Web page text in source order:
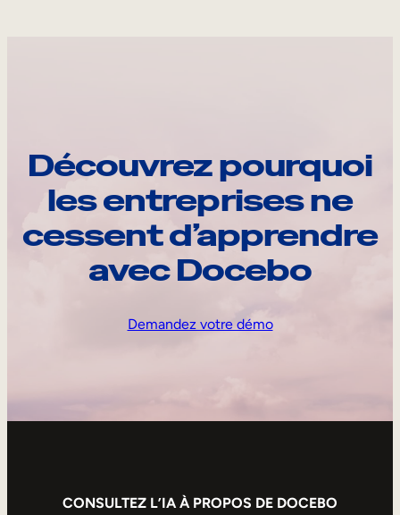
Découvrez pourquoi
les entreprises ne
cessent d’apprendre
avec Docebo
Demandez votre démo
CONSULTEZ L’IA À PROPOS DE DOCEBO